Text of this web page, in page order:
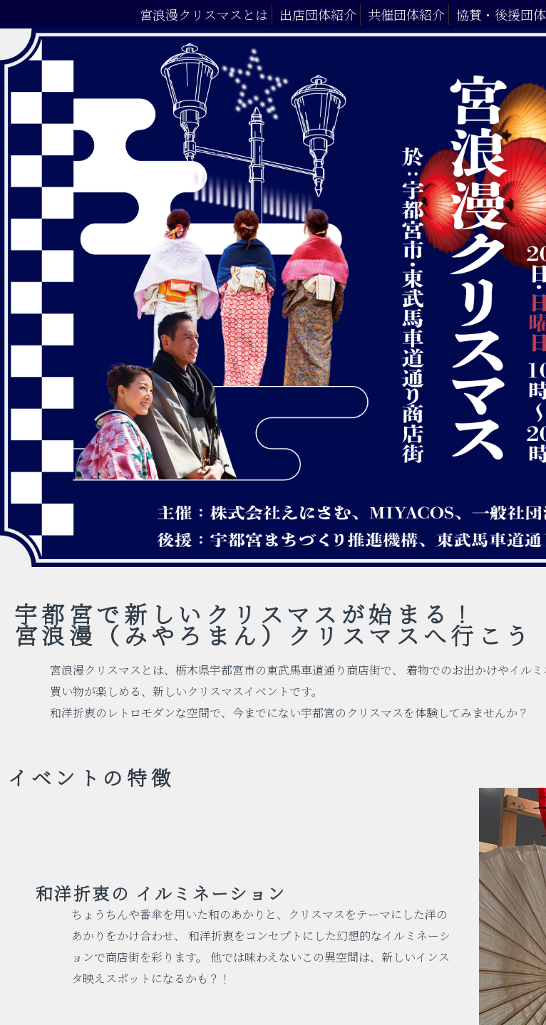
宮浪漫クリスマスとは 出店団体紹介 共催団体紹介 協賛・後援団
宇都宮で新しいクリスマスが始まる！
宮浪漫（みやろまん）クリスマスへ行こう
宮浪漫クリスマスとは、栃木県宇都宮市の東武馬車道通り商店街で、 着物でのお出かけやイル
買い物が楽しめる、新しいクリスマスイベントです。
和洋折衷のレトロモダンな空間で、今までにない宇都宮のクリスマスを体験してみませんか？
イベントの特徴
和洋折衷の イルミネーション
ちょうちんや番傘を用いた和のあかりと、クリスマスをテーマにした洋の
あかりをかけ合わせ、 和洋折衷をコンセプトにした幻想的なイルミネーシ
ョンで商店街を彩ります。 他では味わえないこの異空間は、新しいインス
タ映えスポットになるかも？！